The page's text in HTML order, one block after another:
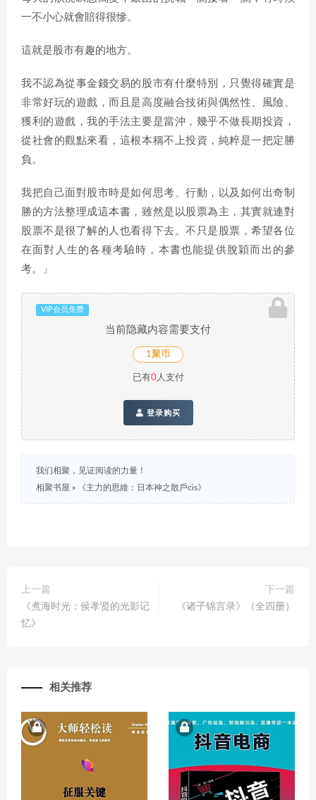
一不小心就會賠得很慘。
這就是股市有趣的地方。
我不認為從事金錢交易的股市有什麼特別，只覺得確實是
非常好玩的遊戲，而且是高度融合技術與偶然性、風險、
獲利的遊戲，我的手法主要是當沖，幾乎不做長期投資，
從社會的觀點來看，這根本稱不上投資，純粹是一把定勝
負。
我把自己面對股市時是如何思考、行動，以及如何出奇制
勝的方法整理成這本書，雖然是以股票為主，其實就連對
股票不是很了解的人也看得下去。不只是股票，希望各位
在面對人生的各種考驗時，本書也能提供脫穎而出的參
考。」
VIP会员免费
当前隐藏内容需要支付
1聚币
已有0人支付
登录购买
我们相聚，见证阅读的力量！
相聚书屋 » 《主力的思維：日本神之散戶cis》
上一篇
《煮海时光：侯孝贤的光影记
忆》
下一篇
《诸子锦言录》（全四册）
相关推荐